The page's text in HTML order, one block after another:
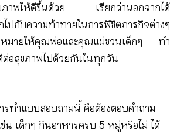
ภาพให้ดีขึ้นด้วย เรียกว่านอกจากได้
ปกับความท้าทายในการพิชิตภารกิจต่างๆ
มายให้คุณพ่อและคุณแม่ชวนเด็กๆ ทำ
อสุขภาพไปด้วยกันในทุกวัน
รทำแบบสอบถามนี้ คือต้องตอบคำถาม
ช่น เด็กๆ กินอาหารครบ 5 หมู่หรือไม่ ได้